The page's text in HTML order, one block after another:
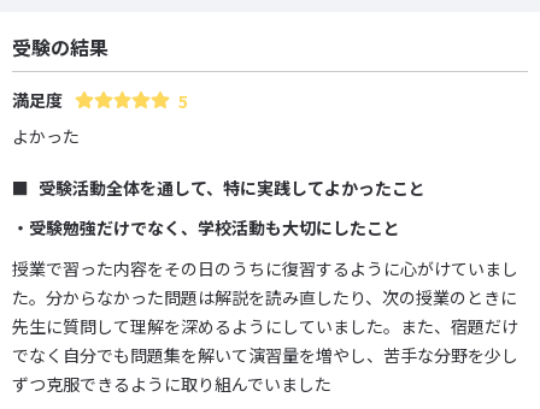
受験の結果
満足度
5
よかった
受験活動全体を通して、特に実践してよかったこと
・受験勉強だけでなく、学校活動も大切にしたこと
授業で習った内容をその日のうちに復習するように心がけていまし
た。分からなかった問題は解説を読み直したり、次の授業のときに
先生に質問して理解を深めるようにしていました。また、宿題だけ
でなく自分でも問題集を解いて演習量を増やし、苦手な分野を少し
ずつ克服できるように取り組んでいました